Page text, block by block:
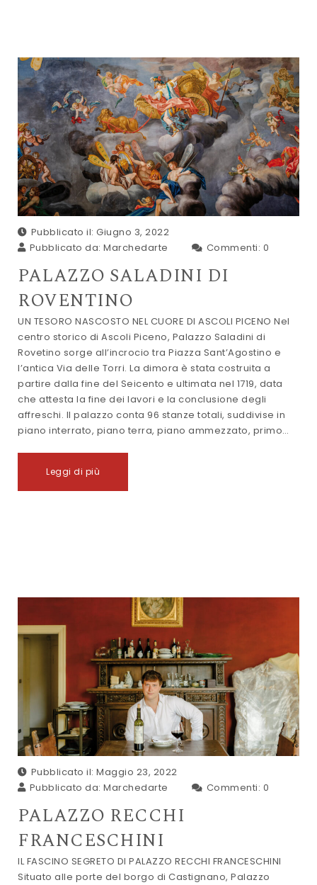
Pubblicato il: Giugno 3, 2022
Pubblicato da: Marchedarte Commenti: 0
PALAZZO SALADINI DI
ROVENTINO
UN TESORO NASCOSTO NEL CUORE DI ASCOLI PICENO Nel
centro storico di Ascoli Piceno, Palazzo Saladini di
Rovetino sorge all’incrocio tra Piazza Sant’Agostino e
l’antica Via delle Torri. La dimora è stata costruita a
partire dalla fine del Seicento e ultimata nel 1719, data
che attesta la fine dei lavori e la conclusione degli
affreschi. Il palazzo conta 96 stanze totali, suddivise in
piano interrato, piano terra, piano ammezzato, primo…
Leggi di più
Pubblicato il: Maggio 23, 2022
Pubblicato da: Marchedarte Commenti: 0
PALAZZO RECCHI
FRANCESCHINI
IL FASCINO SEGRETO DI PALAZZO RECCHI FRANCESCHINI
Situato alle porte del borgo di Castignano, Palazzo